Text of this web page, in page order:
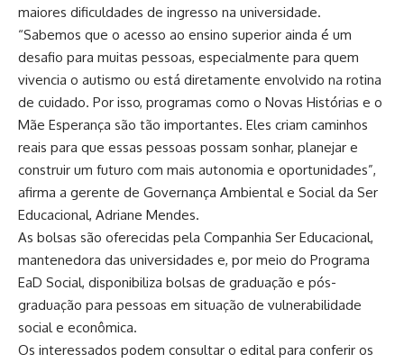
maiores dificuldades de ingresso na universidade.
“Sabemos que o acesso ao ensino superior ainda é um
desafio para muitas pessoas, especialmente para quem
vivencia o autismo ou está diretamente envolvido na rotina
de cuidado. Por isso, programas como o Novas Histórias e o
Mãe Esperança são tão importantes. Eles criam caminhos
reais para que essas pessoas possam sonhar, planejar e
construir um futuro com mais autonomia e oportunidades”,
afirma a gerente de Governança Ambiental e Social da Ser
Educacional, Adriane Mendes.
As bolsas são oferecidas pela Companhia Ser Educacional,
mantenedora das universidades e, por meio do Programa
EaD Social, disponibiliza bolsas de graduação e pós-
graduação para pessoas em situação de vulnerabilidade
social e econômica.
Os interessados podem consultar o edital para conferir os